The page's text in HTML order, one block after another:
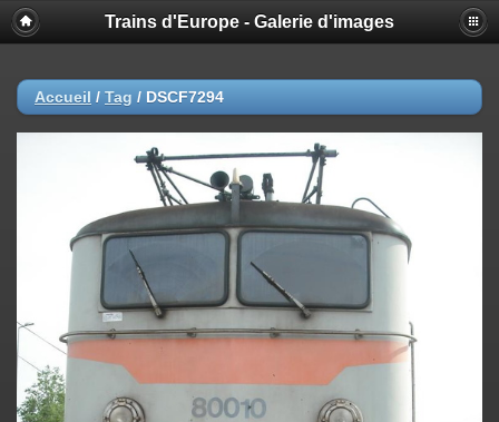
Trains d'Europe - Galerie d'images
Accueil / Tag / DSCF7294